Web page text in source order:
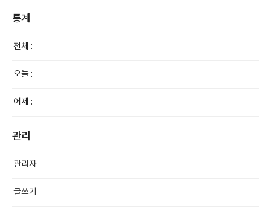
통계
전체 :
오늘 :
어제 :
관리
관리자
글쓰기